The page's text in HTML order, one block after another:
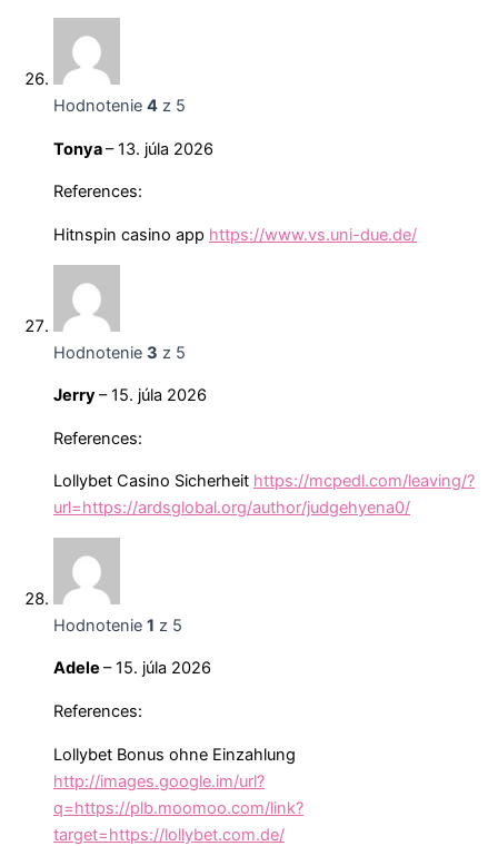
Hodnotenie 4 z 5
Tonya– 13. júla 2026
References:
Hitnspin casino app https://www.vs.uni-due.de/
Hodnotenie 3 z 5
Jerry– 15. júla 2026
References:
Lollybet Casino Sicherheit https://mcpedl.com/leaving/?
url=https://ardsglobal.org/author/judgehyena0/
Hodnotenie 1 z 5
Adele – 15. júla 2026
References:
Lollybet Bonus ohne Einzahlung
http://images.google.im/url?
q=https://plb.moomoo.com/link?
target=https://lollybet.com.de/